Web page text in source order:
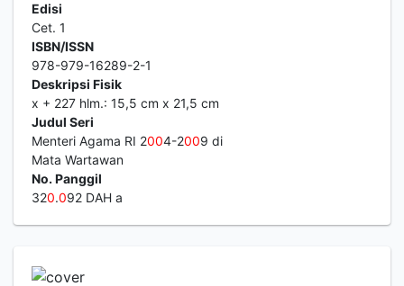
Edisi
Cet. 1
ISBN/ISSN
978-979-16289-2-1
Deskripsi Fisik
x + 227 hlm.: 15,5 cm x 21,5 cm
Judul Seri
Menteri Agama RI 2004-2009 di
Mata Wartawan
No. Panggil
320.092 DAH a